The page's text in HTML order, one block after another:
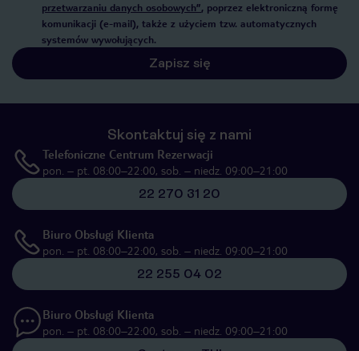
przetwarzaniu danych osobowych”, poprzez elektroniczną formę
komunikacji (e-mail), także z użyciem tzw. automatycznych
systemów wywołujących.
Zapisz się
Skontaktuj się z nami
Telefoniczne Centrum Rezerwacji
pon. – pt. 08:00–22:00, sob. – niedz. 09:00–21:00
22 270 31 20
Biuro Obsługi Klienta
pon. – pt. 08:00–22:00, sob. – niedz. 09:00–21:00
22 255 04 02
Biuro Obsługi Klienta
pon. – pt. 08:00–22:00, sob. – niedz. 09:00–21:00